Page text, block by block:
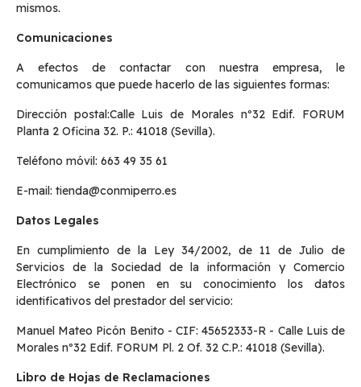
mismos.
Comunicaciones
A efectos de contactar con nuestra empresa, le
comunicamos que puede hacerlo de las siguientes formas:
Dirección postal:Calle Luis de Morales nº32 Edif. FORUM
Planta 2 Oficina 32. P.: 41018 (Sevilla).
Teléfono móvil: 663 49 35 61
E-mail: tienda@conmiperro.es
Datos Legales
En cumplimiento de la Ley 34/2002, de 11 de Julio de
Servicios de la Sociedad de la información y Comercio
Electrónico se ponen en su conocimiento los datos
identificativos del prestador del servicio:
Manuel Mateo Picón Benito - CIF: 45652333-R - Calle Luis de
Morales nº32 Edif. FORUM Pl. 2 Of. 32 C.P.: 41018 (Sevilla).
Libro de Hojas de Reclamaciones